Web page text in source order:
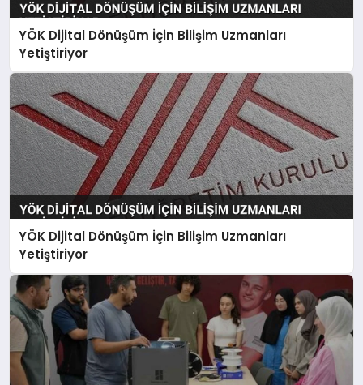
YÖK Dijital Dönüşüm İçin Bilişim Uzmanları
Yetiştiriyor
YÖK Dijital Dönüşüm İçin Bilişim Uzmanları
Yetiştiriyor